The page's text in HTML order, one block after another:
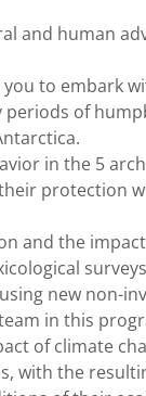
and human
to embark
of
in the 5
protection
and the
new non-
in this
of climate
with the